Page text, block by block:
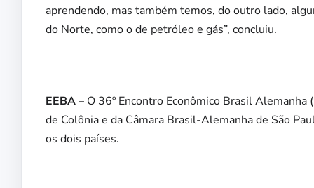
aprendendo, mas também temos, do outro lado,
do Norte, como o de petróleo e gás”, concluiu.
EEBA– O 36º Encontro Econômico Brasil
de Colônia e da Câmara Brasil-Alemanha de São
os dois países.